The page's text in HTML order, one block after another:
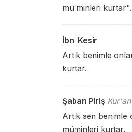
mü'minleri kurtar".
İbni Kesir
Artık benimle
kurtar.
Şaban Piriş
Artık sen benimle
müminleri kurtar.